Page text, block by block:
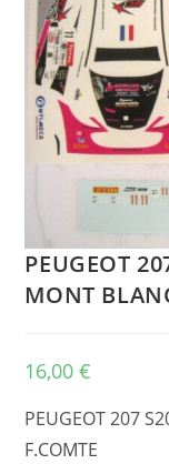
PEUGEOT
MONT
16,00€
PEUGEOT 207
F.COMTE